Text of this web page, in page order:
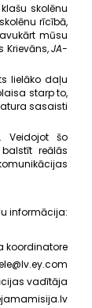
skolēnu
rīcībā,
mūsu
Krievāns,JA-
lielāko daļu
starp to,
sasaisti
Veidojot šo
reālās
informācija:
koordinatore
vadītāja